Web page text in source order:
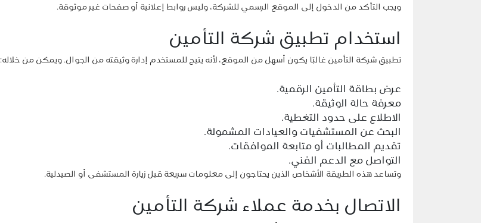
ويجب التأكد من الدخول إلى الموقع الرسمي للشركة، وليس روابط إعلانية أو صفحات غير موثوقة.
استخدام تطبيق شركة التأمين
تطبيق شركة التأمين غالبًا يكون أسهل من الموقع، لأنه يتيح للمستخدم إدارة وثيقته من الجوال. ويمكن من خلاله:
عرض بطاقة التأمين الرقمية.
معرفة حالة الوثيقة.
الاطلاع على حدود التغطية.
البحث عن المستشفيات والعيادات المشمولة.
تقديم المطالبات أو متابعة الموافقات.
التواصل مع الدعم الفني.
وتساعد هذه الطريقة الأشخاص الذين يحتاجون إلى معلومات سريعة قبل زيارة المستشفى أو الصيدلية.
الاتصال بخدمة عملاء شركة التأمين